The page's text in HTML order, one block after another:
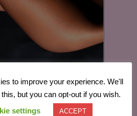
stânga să prind sânul tău…
to improve your experience. We'll
but you can opt-out if you wish.
settings
ACCEPT